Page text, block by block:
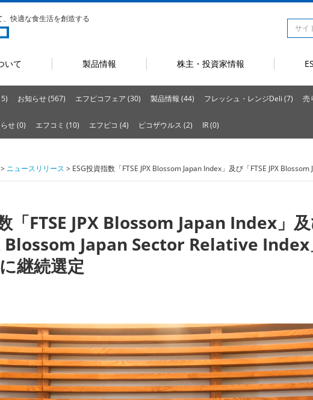
快適な食生活を創造する
いて 製品情報 株主・投資家情報
お知らせ (567) エフピコフェア (30) 製品情報 (44) フレッシュ・レンジDeli (7) 売
せ (0) エフコミ (10) エフピコ (4) ピコザウルス (2) IR (0)
> ニュースリリース > ESG投資指数「FTSE JPX Blossom Japan Index」及び「FTSE JPX
「FTSE JPX Blossom Japan Index」
Blossom Japan Sector Relative Index
継続選定